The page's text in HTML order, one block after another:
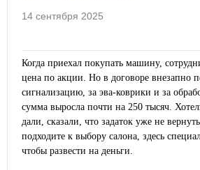
14 сентября 2025
Когда приехал покупать машину,
цена по акции. Но в договоре внезапно
сигнализацию, за эва-коврики и за
сумма выросла почти на 250 тысяч.
дали, сказали, что задаток уже не
подходите к выбору салона, здесь
чтобы развести на деньги.